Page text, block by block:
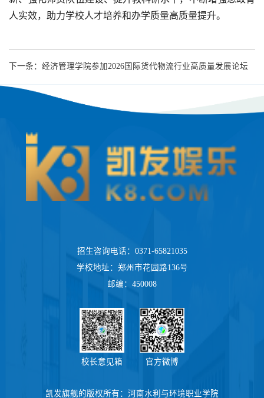
人实效，助力学校人才培养和办学质量高质量提升。
下一条： 经济管理学院参加2026国际货代物流行业高质量发展论坛
招生咨询电话：0371-65821035
学校地址：郑州市花园路136号
邮编：450008
校长意见箱 官方微博
凯发旗舰的版权所有：河南水利与环境职业学院